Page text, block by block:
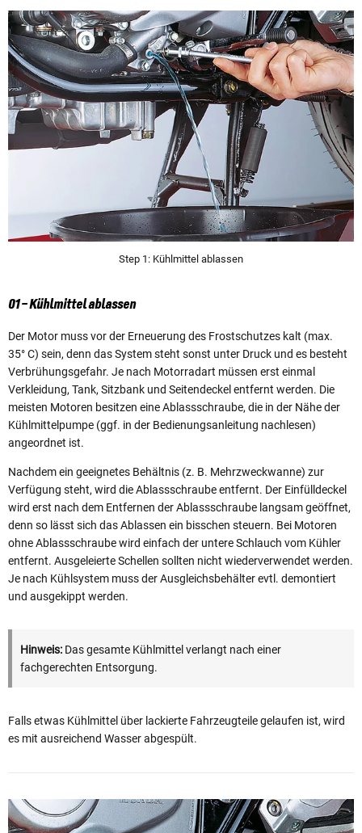
Step 1: Kühlmittel ablassen
01 – Kühlmittel ablassen
Der Motor muss vor der Erneuerung des Frostschutzes kalt (max.
35° C) sein, denn das System steht sonst unter Druck und es besteht
Verbrühungsgefahr. Je nach Motorradart müssen erst einmal
Verkleidung, Tank, Sitzbank und Seitendeckel entfernt werden. Die
meisten Motoren besitzen eine Ablassschraube, die in der Nähe der
Kühlmittelpumpe (ggf. in der Bedienungsanleitung nachlesen)
angeordnet ist.
Nachdem ein geeignetes Behältnis (z. B. Mehrzweckwanne) zur
Verfügung steht, wird die Ablassschraube entfernt. Der Einfülldeckel
wird erst nach dem Entfernen der Ablassschraube langsam geöffnet,
denn so lässt sich das Ablassen ein bisschen steuern. Bei Motoren
ohne Ablassschraube wird einfach der untere Schlauch vom Kühler
entfernt. Ausgeleierte Schellen sollten nicht wiederverwendet werden.
Je nach Kühlsystem muss der Ausgleichsbehälter evtl. demontiert
und ausgekippt werden.
Hinweis: Das gesamte Kühlmittel verlangt nach einer
fachgerechten Entsorgung.
Falls etwas Kühlmittel über lackierte Fahrzeugteile gelaufen ist, wird
es mit ausreichend Wasser abgespült.